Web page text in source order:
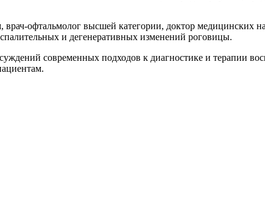
офтальмолог высшей категории, доктор
и дегенеративных изменений роговицы.
современных подходов к диагностике и терапии